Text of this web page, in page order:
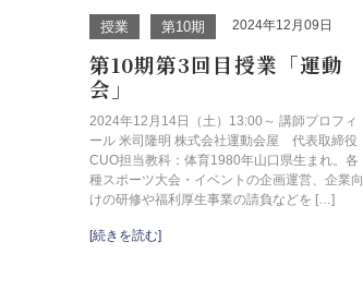
授業 第10期 2024年12月09日
第10期第3回目授業「運動
会」
2024年12月14日（土）13:00～ 講師プロフィ
ール 米司隆明 株式会社運動会屋 代表取締役
CUO担当教科：体育1980年山口県生まれ。各
種スポーツ大会・イベントの企画運営、企業向
けの研修や福利厚生事業の請負などを […]
[続きを読む]